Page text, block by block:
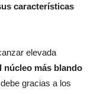
características
elevada
núcleo más blando
gracias a los